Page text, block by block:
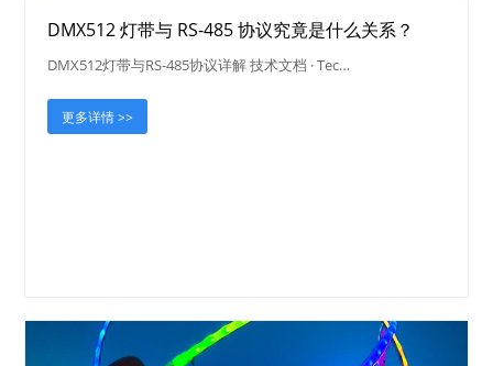
DMX512 灯带与 RS-485 协议究竟是什么关系？
DMX512灯带与RS-485协议详解 技术文档 · Tec…
更多详情 >>